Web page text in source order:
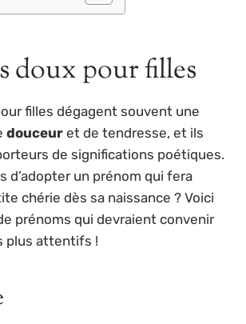
doux pour filles
filles dégagent souvent une
douceur et de tendresse, et ils
de significations poétiques.
d’adopter un prénom qui fera
chérie dès sa naissance ? Voici
prénoms qui devraient convenir
plus attentifs !